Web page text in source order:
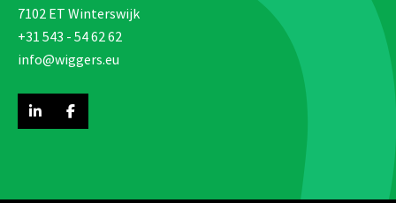
7102 ET Winterswijk
+31 543 - 54 62 62
info@wiggers.eu